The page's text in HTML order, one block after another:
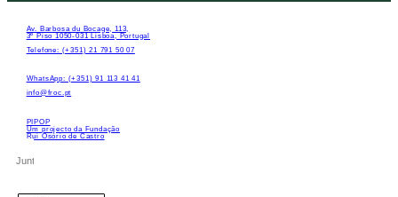
Av. Barbosa du Bocage, 113,
3º Piso 1050-031 Lisboa, Portugal
Telefone: (+351) 21 791 50 07
WhatsApp: (+351) 91 113 41 41
info@froc.pt
PIPOP
Um projecto da Fundação
Rui Osório de Castro